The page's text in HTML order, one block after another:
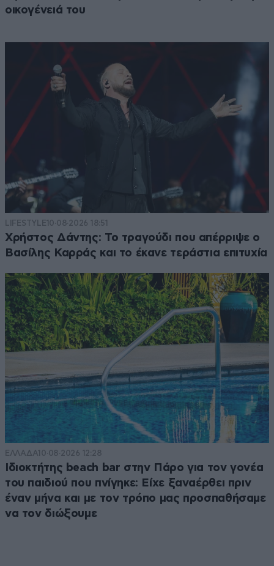
οικογένειά του
LIFESTYLE10·08·2026 18:51
Χρήστος Δάντης: Το τραγούδι που απέρριψε ο
Βασίλης Καρράς και το έκανε τεράστια επιτυχία
ΕΛΛΑΔΑ10·08·2026 12:28
Ιδιοκτήτης beach bar στην Πάρο για τον γονέα
του παιδιού που πνίγηκε: Είχε ξαναέρθει πριν
έναν μήνα και με τον τρόπο μας προσπαθήσαμε
να τον διώξουμε